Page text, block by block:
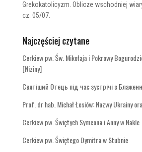
Grekokatolicyzm. Oblicze wschodniej
cz. 05/07.
Najczęściej czytane
Cerkiew pw. Św. Mikołaja i Pokrowy
[Niziny]
Святіший Отець під час зустрічі з
Prof. dr hab. Michał Łesiów: Nazwy Ukrainy
Cerkiew pw. Świętych Symeona i Anny w Nakle
Cerkiew pw. Świętego Dymitra w Stubnie